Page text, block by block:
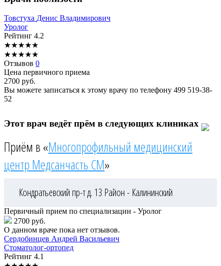
Товстуха Денис Владимирович
Уролог
Рейтинг 4.2
★★★★★
★★★★★
Отзывов 0
Цена первичного приема
2700 руб.
Вы можете записаться к этому врачу по телефону 499 519-38-
52
Этот врач ведёт прём в следующих клиниках
Приём в «Многопрофильный медицинский
центр Медсанчасть СМ»
Кондратьевский пр-т д. 13 Район - Калининский
Первичный прием по специализации - Уролог
2700 руб.
О данном враче пока нет отзывов.
Сердобинцев Андрей Васильевич
Стоматолог-ортопед
Рейтинг 4.1